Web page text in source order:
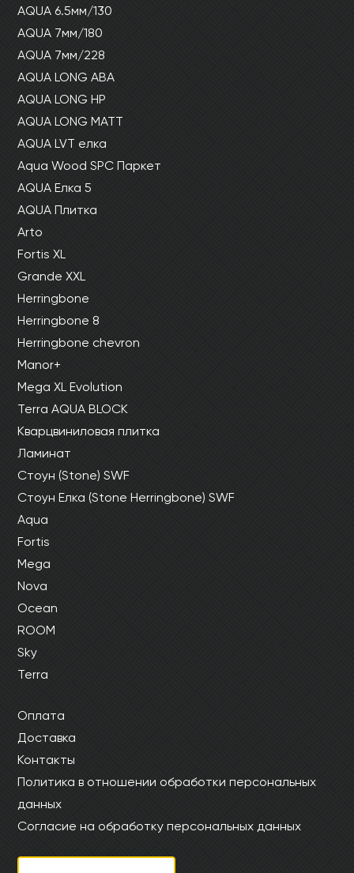
AQUA 6.5мм/130
AQUA 7мм/180
AQUA 7мм/228
AQUA LONG ABA
AQUA LONG HP
AQUA LONG MATT
AQUA LVT елка
Aqua Wood SPC Паркет
AQUA Елка 5
AQUA Плитка
Arto
Fortis XL
Grande XXL
Herringbone
Herringbone 8
Herringbone chevron
Manor+
Mega XL Evolution
Terra AQUA BLOCK
Кварцвиниловая плитка
Ламинат
Стоун (Stone) SWF
Стоун Елка (Stone Herringbone) SWF
Aqua
Fortis
Mega
Nova
Ocean
ROOM
Sky
Terra
Оплата
Доставка
Контакты
Политика в отношении обработки персональных
данных
Согласие на обработку персональных данных